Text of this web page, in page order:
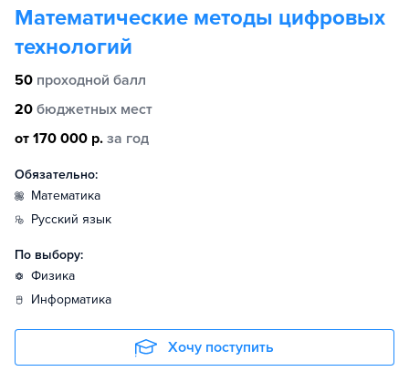
Математические методы цифровых
технологий
50 проходной балл
20 бюджетных мест
от 170 000 р. за год
Обязательно:
математика
русский язык
По выбору:
физика
информатика
Хочу поступить